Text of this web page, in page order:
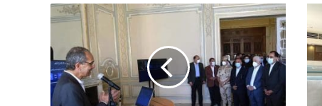
"مدبولي"
يشهد
تحويل
قصر
السلطان
حسين
كامل